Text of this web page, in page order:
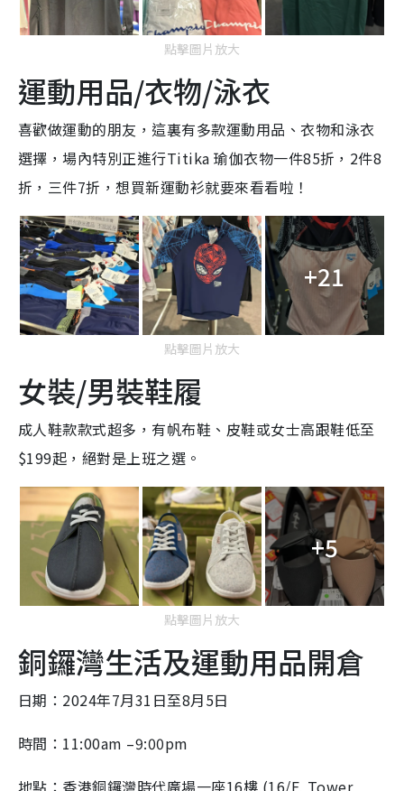
點擊圖片放大
運動用品/衣物/泳衣
喜歡做運動的朋友，這裏有多款運動用品、衣物和泳衣
選擇，場內特別正進行Titika 瑜伽衣物一件85折，2件8
折，三件7折，想買新運動衫就要來看看啦！
+21
點擊圖片放大
女裝/男裝鞋履
成人鞋款款式超多，有帆布鞋、皮鞋或女士高跟鞋低至
$199起，絕對是上班之選。
+5
點擊圖片放大
銅鑼灣生活及運動用品開倉
日期：2024年7月31日至8月5日
時間：11:00am –9:00pm